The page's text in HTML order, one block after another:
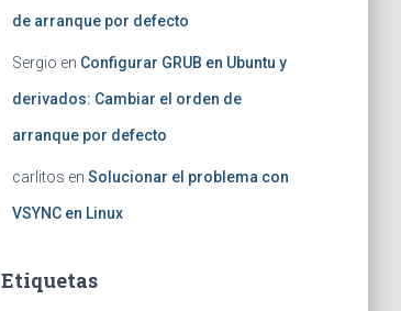
de arranque por defecto
Sergio en Configurar GRUB en Ubuntu y
derivados: Cambiar el orden de
arranque por defecto
carlitos en Solucionar el problema con
VSYNC en Linux
Etiquetas